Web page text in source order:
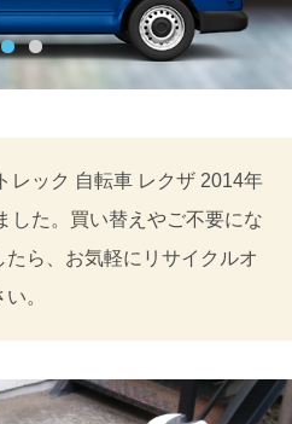
レック 自転車 レクザ 2014年
した。買い替えやご不要にな
ら、お気軽にリサイクルオ
。